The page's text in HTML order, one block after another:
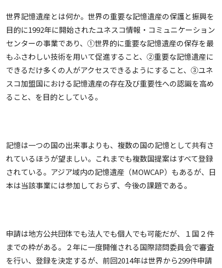
世界記憶遺産とは何か。世界の重要な記憶遺産の保護と振興を
目的に1992年に開始されたユネスコ情報・コミュニケーション
センターの事業であり、①世界的に重要な記憶遺産の保存を最
もふさわしい技術を用いて促進すること、②重要な記憶遺産に
できるだけ多くの人がアクセスできるようにすること、③ユネ
スコ加盟国における記憶遺産の存在及び重要性への認識を高め
ること、を目的としている。
記憶は一つの国の出来事よりも、複数の国の記憶として共有さ
れているほうが望ましい。これまでも複数国提案はすべて登録
されている。アジア域内の記憶遺産（MOWCAP）もあるが、日
本は当該事業には参加しておらず、今後の課題である。
申請は地方公共団体でも法人でも個人でも可能だが、１国２件
までの枠がある。２年に一度開催される国際諮問委員会で審査
を行い、登録を決定するが、前回2014年は世界から299件申請